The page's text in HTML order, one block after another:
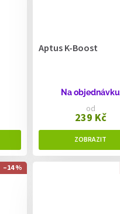
Aptus K-Boost
Na objednávku
od
239 Kč
–14 %